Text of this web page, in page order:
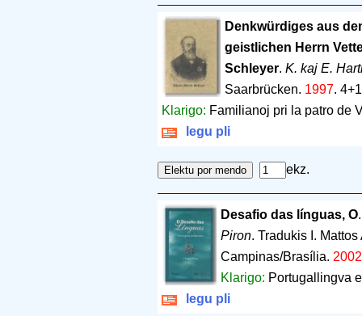
Denkwürdiges aus
geistlichen Herrn
Schleyer. K. kaj E.
Saarbrücken. 1997.
Klarigo: Familianoj pri la patro de
legu pli
ekz.
Desafio das línguas, O
Piron. Tradukis I.
Campinas/Brasília. 2002
Klarigo: Portugallingva
legu pli